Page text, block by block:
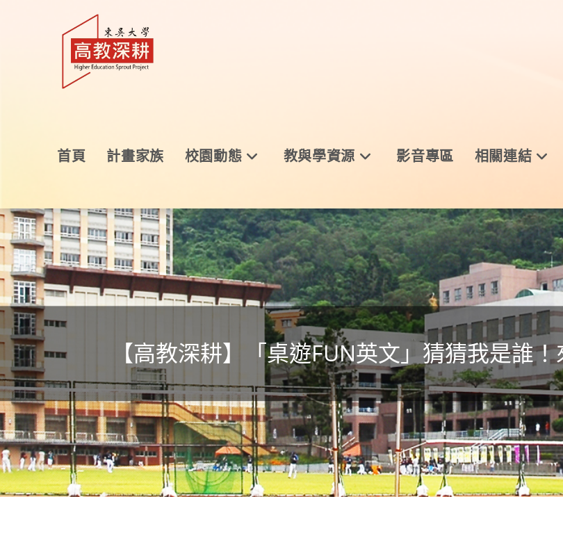
首頁 計畫家族 校園動態 教與學資源 影音專區 相關連結
【高教深耕】「桌遊FUN英文」猜猜我是誰